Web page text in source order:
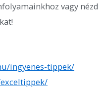
vagy nézd
ingyenes-tippek/